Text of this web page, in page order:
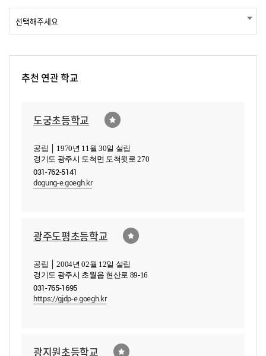
추천 연관 학교
도궁초등학교
공립 │ 1970년 11월 30일 설립
경기도 광주시 도척면 도척윗로 270
031-762-5141
dogung-e.goegh.kr
광주도평초등학교
공립 │ 2004년 02월 12일 설립
경기도 광주시 초월읍 현산로 89-16
031-765-1695
https://gjdp-e.goegh.kr
광지원초등학교